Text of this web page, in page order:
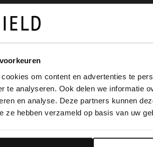
om content en advertenties te
te analyseren. Ook delen we informatie
en analyse. Deze partners kunnen
ze hebben verzameld op basis van uw
Biker
It looks like your language